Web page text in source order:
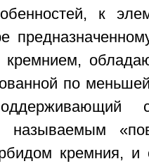
к
кремнием,
по
называемым
кремния,